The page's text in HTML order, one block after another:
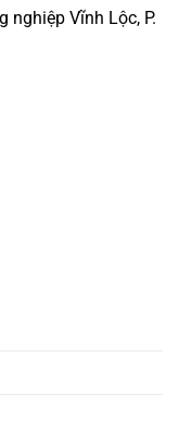
nghiệp Vĩnh Lộc, P.